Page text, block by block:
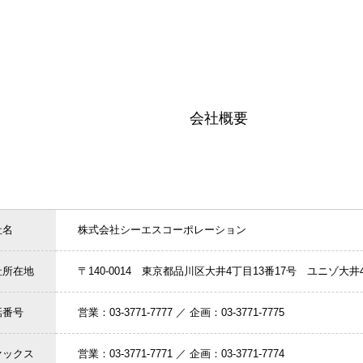
会社概要
株式会社シーエスコーポレーション
所在地 〒140-0014 東京都品川区大井4丁目13番17号 ユニゾ大井
番号 営業：03-3771-7777 ／ 企画：03-3771-7775
ックス 営業：03-3771-7771 ／ 企画：03-3771-7774